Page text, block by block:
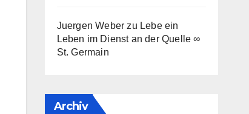
Juergen Weber zu Lebe ein
Leben im Dienst an der Quelle ∞
St. Germain
Archiv